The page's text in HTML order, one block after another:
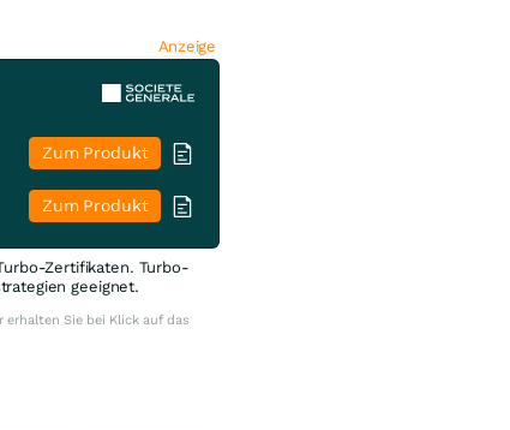
Anzeige
Zum Produkt
Zum Produkt
Zertifikaten. Turbo-
geeignet.
Sie bei Klick auf das